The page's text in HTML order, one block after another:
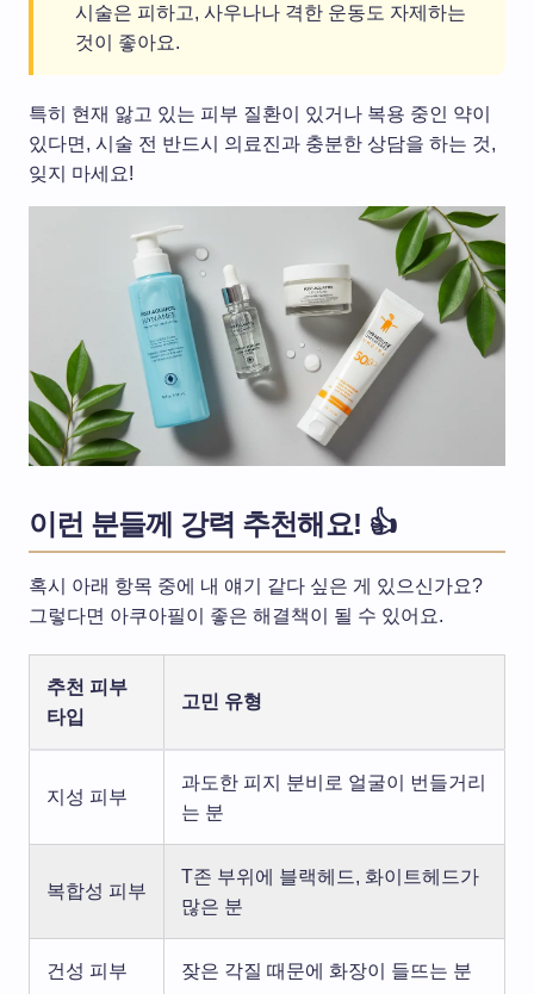
시술은 피하고, 사우나나 격한 운동도 자제하는
것이 좋아요.
특히 현재 앓고 있는 피부 질환이 있거나 복용 중인 약이
있다면, 시술 전 반드시 의료진과 충분한 상담을 하는 것,
잊지 마세요!
이런 분들께 강력 추천해요! 👍
혹시 아래 항목 중에 내 얘기 같다 싶은 게 있으신가요?
그렇다면 아쿠아필이 좋은 해결책이 될 수 있어요.
추천 피부
타입
고민 유형
지성 피부
과도한 피지 분비로 얼굴이 번들거리
는 분
복합성 피부
T존 부위에 블랙헤드, 화이트헤드가
많은 분
건성 피부 잦은 각질 때문에 화장이 들뜨는 분